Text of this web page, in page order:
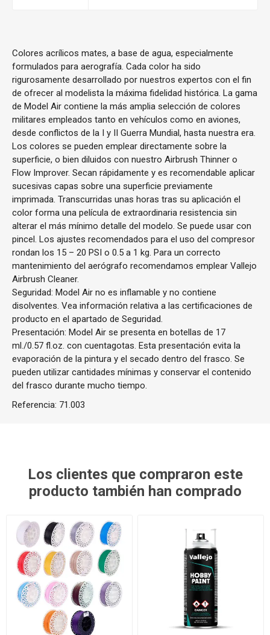
Colores acrílicos mates, a base de agua, especialmente
formulados para aerografía. Cada color ha sido
rigurosamente desarrollado por nuestros expertos con el fin
de ofrecer al modelista la máxima fidelidad histórica. La gama
de Model Air contiene la más amplia selección de colores
militares empleados tanto en vehículos como en aviones,
desde conflictos de la I y II Guerra Mundial, hasta nuestra era.
Los colores se pueden emplear directamente sobre la
superficie, o bien diluidos con nuestro Airbrush Thinner o
Flow Improver. Secan rápidamente y es recomendable aplicar
sucesivas capas sobre una superficie previamente
imprimada. Transcurridas unas horas tras su aplicación el
color forma una película de extraordinaria resistencia sin
alterar el más mínimo detalle del modelo. Se puede usar con
pincel. Los ajustes recomendados para el uso del compresor
rondan los 15 – 20 PSI o 0.5 a 1 kg. Para un correcto
mantenimiento del aerógrafo recomendamos emplear Vallejo
Airbrush Cleaner.
Seguridad: Model Air no es inflamable y no contiene
disolventes. Vea información relativa a las certificaciones de
producto en el apartado de Seguridad.
Presentación: Model Air se presenta en botellas de 17
ml./0.57 fl.oz. con cuentagotas. Esta presentación evita la
evaporación de la pintura y el secado dentro del frasco. Se
pueden utilizar cantidades mínimas y conservar el contenido
del frasco durante mucho tiempo.
Referencia: 71.003
Los clientes que compraron este
producto también han comprado